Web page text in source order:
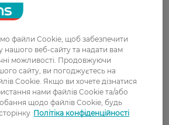
файли Cookie, щоб забезпечити
нашого веб-сайту та надати вам
можливості. Продовжуючи
сайту, ви погоджуєтесь на
Cookie. Якщо ви хочете дізнатися
нами файлів Cookie та/або
щодо файлів Cookie, будь
Політіка конфіденційності